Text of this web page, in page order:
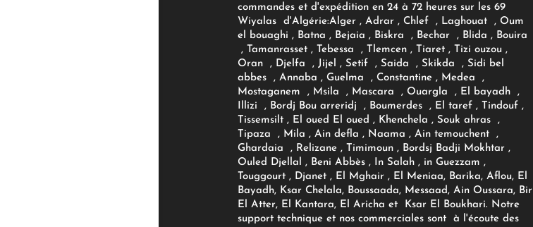
commandes et d'expédition en 24 à 72 heures sur les 69
Wiyalas d'Algérie:Alger , Adrar, Chlef , Laghouat , Oum
el bouaghi , Batna , Bejaia , Biskra , Bechar , Blida , Bouira
, Tamanrasset , Tebessa , Tlemcen , Tiaret , Tizi ouzou ,
Oran , Djelfa , Jijel , Setif , Saida , Skikda , Sidi bel
abbes , Annaba , Guelma , Constantine , Medea ,
Mostaganem , Msila , Mascara , Ouargla , El bayadh ,
Illizi , Bordj Bou arreridj , Boumerdes , El taref , Tindouf ,
Tissemsilt , El oued El oued , Khenchela , Souk ahras ,
Tipaza , Mila , Ain defla , Naama , Ain temouchent ,
Ghardaia , Relizane , Timimoun , Bordsj Badji Mokhtar ,
Ouled Djellal , Beni Abbès , In Salah , in Guezzam ,
Touggourt , Djanet , El Mghair , El Meniaa, Barika, Aflou, El
Bayadh, Ksar Chelala, Boussaada, Messaad, Ain Oussara, Bir
El Atter, El Kantara, El Aricha et Ksar El Boukhari. Notre
support technique et nos commerciales sont à l'écoute des